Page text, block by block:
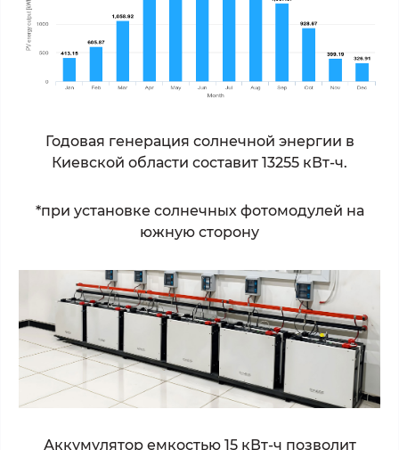
Годовая генерация солнечной энергии в
Киевской области составит 13255 кВт-ч.
*при установке солнечных фотомодулей на
южную сторону
Аккумулятор емкостью 15 кВт-ч позволит